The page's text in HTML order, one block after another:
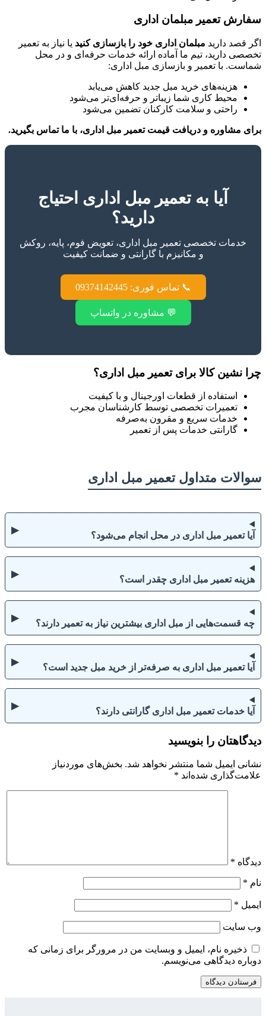
سفارش تعمیر مبلمان اداری
اگر قصد دارید مبلمان اداری خود را بازسازی کنید یا نیاز به تعمیر
تخصصی دارید، تیم ما آماده ارائه خدمات حرفه‌ای و در محل
شماست. با تعمیر و بازسازی مبل اداری:
هزینه‌های خرید مبل جدید کاهش می‌یابد
محیط کاری شما زیباتر و حرفه‌ای‌تر می‌شود
راحتی و سلامت کارکنان تضمین می‌شود
برای مشاوره و دریافت قیمت تعمیر مبل اداری، با ما تماس بگیرید.
آیا به تعمیر مبل اداری احتیاج
دارید؟
خدمات تخصصی تعمیر مبل اداری، تعویض فوم، پایه، روکش
و مکانیزم با گارانتی و ضمانت کیفیت
📞 تماس فوری: 09374142445
💬 مشاوره در واتساپ
چرا نشین کالا برای تعمیر مبل اداری؟
استفاده از قطعات اورجینال و با کیفیت
تعمیرات تخصصی توسط کارشناسان مجرب
خدمات سریع و مقرون به‌صرفه
گارانتی خدمات پس از تعمیر
سوالات متداول تعمیر مبل اداری
▶
آیا تعمیر مبل اداری در محل انجام می‌شود؟
▶
هزینه تعمیر مبل اداری چقدر است؟
▶
چه قسمت‌هایی از مبل اداری بیشترین نیاز به تعمیر دارند؟
▶
آیا تعمیر مبل اداری به صرفه‌تر از خرید مبل جدید است؟
▶
آیا خدمات تعمیر مبل اداری گارانتی دارند؟
دیدگاهتان را بنویسید
نشانی ایمیل شما منتشر نخواهد شد. بخش‌های موردنیاز
علامت‌گذاری شده‌اند *
دیدگاه *
نام *
ایمیل *
وب‌ سایت
ذخیره نام، ایمیل و وبسایت من در مرورگر برای زمانی که
دوباره دیدگاهی می‌نویسم.